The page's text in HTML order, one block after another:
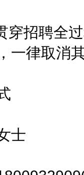
招聘全过
一律取消
士